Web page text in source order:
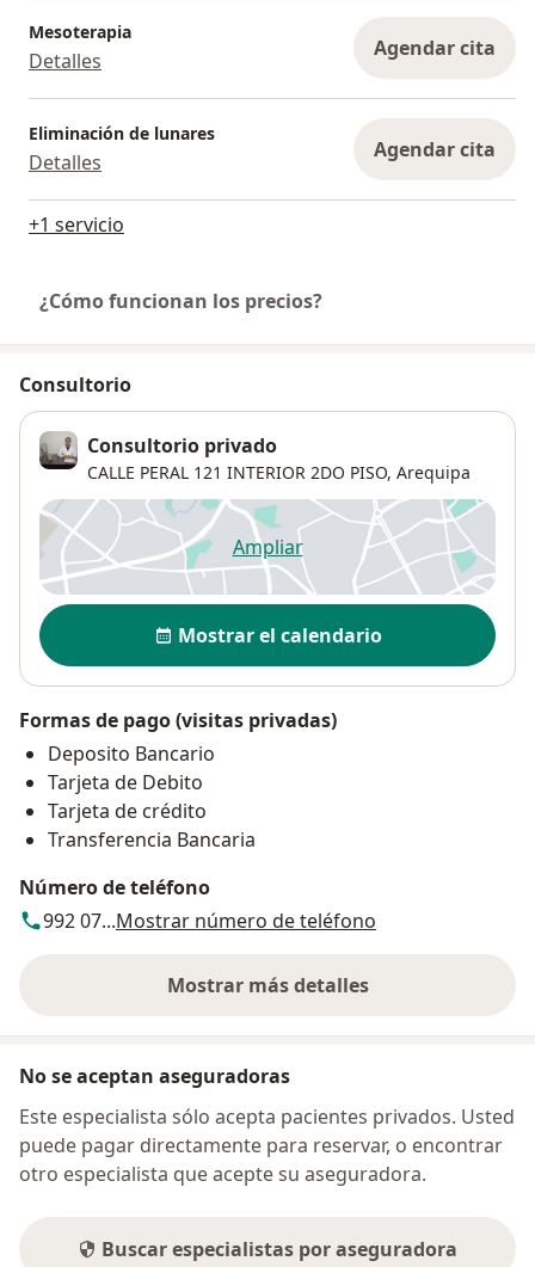
Mesoterapia
Detalles Agendar cita
Eliminación de lunares
Detalles Agendar cita
+1 servicio
¿Cómo funcionan los precios?
Consultorio
Consultorio privado
CALLE PERAL 121 INTERIOR 2DO PISO, Arequipa
Ampliarse abre en una nueva
Disponibilidad
Mostrar el calendario
Formas de pago (visitas privadas)
Deposito Bancario
Tarjeta de Debito
Tarjeta de crédito
Transferencia Bancaria
Número de teléfono
992 07...Mostrar número de teléfono
Mostrar más detalles
sobre la dirección
No se aceptan aseguradoras
Este especialista sólo acepta pacientes privados. Usted
puede pagar directamente para reservar, o encontrar
otro especialista que acepte su aseguradora.
Buscar especialistas por aseguradora